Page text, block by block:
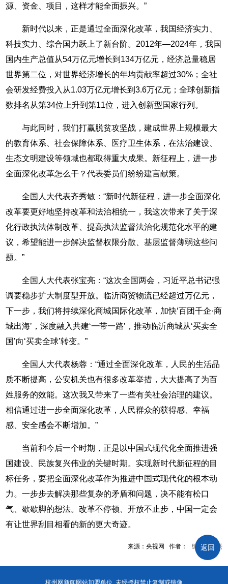
返回
源、资金、项目，这样才能全面振兴。”
新时代以来，正是通过全面深化改革，我国经济实力、
科技实力、综合国力跃上了新台阶。2012年—2024年，我国
国内生产总值从54万亿元增长到134万亿元，经济总量稳居
世界第二位，对世界经济增长的年均贡献率超过30%；全社
会研发经费投入从1.03万亿元增长到3.6万亿元；全球创新指
数排名从第34位上升到第11位，进入创新型国家行列。
与此同时，我们打赢脱贫攻坚战，建成世界上规模最大
的教育体系、社会保障体系、医疗卫生体系，在法治建设、
生态文明建设等领域也都取得重大成果。新征程上，进一步
全面深化改革怎么干？代表委员们纷纷建言献策。
全国人大代表齐秀敏：“新时代新征程，进一步全面深化
改革要更好地坚持改革和法治相统一，我这次带来了关于深
化行政执法体制改革、提高执法监督法治化规范化水平的建
议，希望能进一步解决监督权限分散、基层监督薄弱这些问
题。”
全国人大代表张宝亮：“这次全国两会，习近平总书记强
调要稳步扩大制度型开放。临沂商贸物流已经超过万亿元，
下一步，我们将持续深化商城国际化改革，加快‘百团千企·商
城出海’，深度融入共建‘一带一路’，推动临沂商城从‘买卖全
国’向‘买卖全球’转变。”
全国人大代表杨蓉：“通过全面深化改革，人民的生活品
质不断提高，公安机关也有很多改革举措，大大提高了为百
姓服务的效能。这次我又带来了一些有关社会治理的建议。
相信通过进一步全面深化改革，人民群众的获得感、幸福
感、安全感会不断增加。”
当前和今后一个时期，正是以中国式现代化全面推进强
国建设、民族复兴伟业的关键时期。实现新时代新征程的目
标任务，要把全面深化改革作为推进中国式现代化的根本动
力。一步步去解决那些复杂的矛盾和问题，决不能有松口
气、歇歇脚的想法。改革不停顿、开放不止步，中国一定会
有让世界刮目相看的新的更大奇迹。
来源：央视网 作者： 编辑：方熹
杭州网新闻网站加盟单位 未经授权禁止复制或镜像